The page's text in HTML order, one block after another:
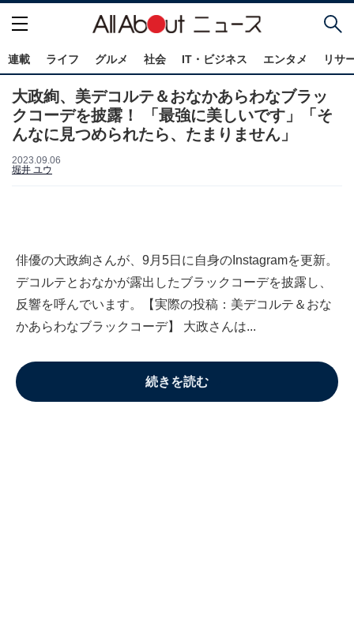
連載 ライフ グルメ 社会 IT・ビジネス エンタメ リサ
大政絢、美デコルテ＆おなかあらわなブラッ
クコーデを披露！ 「最強に美しいです」「そ
んなに見つめられたら、たまりません」
2023.09.06
堀井 ユウ
俳優の大政絢さんが、9月5日に自身のInstagramを更新。
デコルテとおなかが露出したブラックコーデを披露し、
反響を呼んでいます。【実際の投稿：美デコルテ＆おな
かあらわなブラックコーデ】 大政さんは...
続きを読む